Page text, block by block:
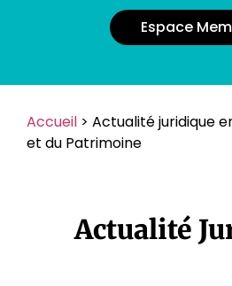
Espace
Accueil > Actualité juridique
et du Patrimoine
Actualité